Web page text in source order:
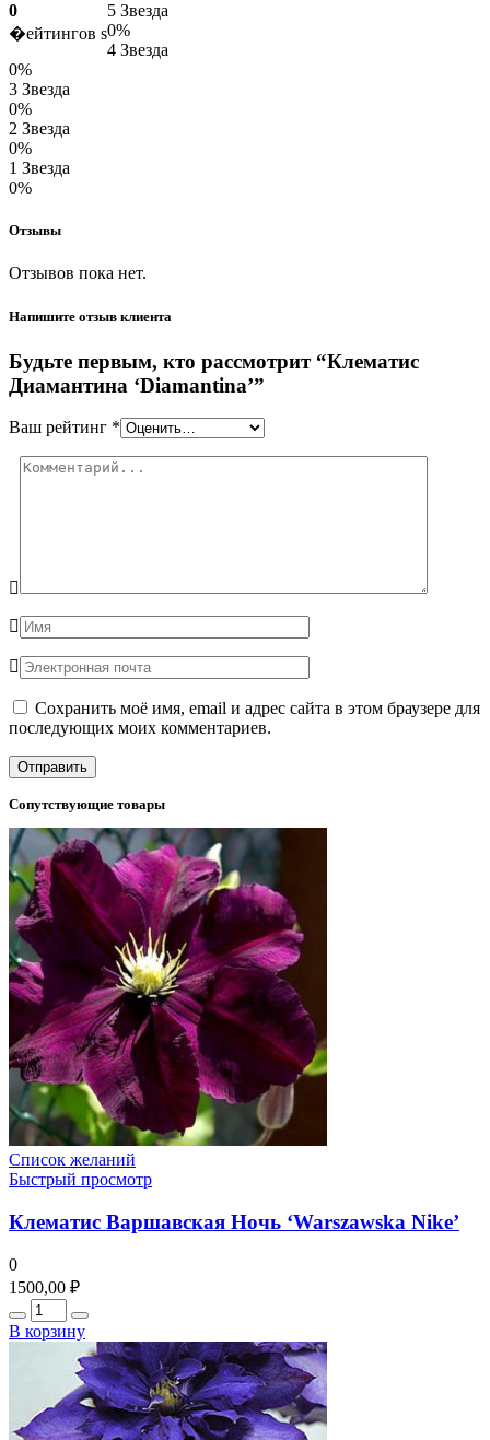
0
�ейтингов s
5 Звезда
0%
4 Звезда
0%
3 Звезда
0%
2 Звезда
0%
1 Звезда
0%
Отзывы
Отзывов пока нет.
Напишите отзыв клиента
Будьте первым, кто рассмотрит “Клематис
Диамантина ‘Diamantina’”
Ваш рейтинг *
Сохранить моё имя, email и адрес сайта в этом браузере для
последующих моих комментариев.
Сопутствующие товары
Список желаний
Быстрый просмотр
Клематис Варшавская Ночь ‘Warszawska Nike’
0
1500,00 ₽
Количество
В корзину